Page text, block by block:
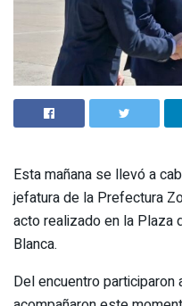
Esta mañana se llevó a
jefatura de la Prefectura
acto realizado en la Plaza
Blanca.
Del encuentro